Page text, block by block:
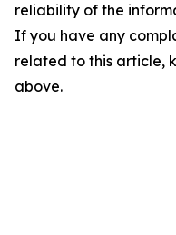
reliability of the
If you have any
related to this article,
above.